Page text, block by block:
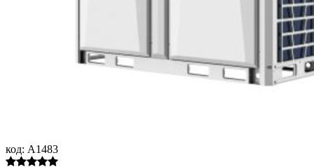
код: A1483